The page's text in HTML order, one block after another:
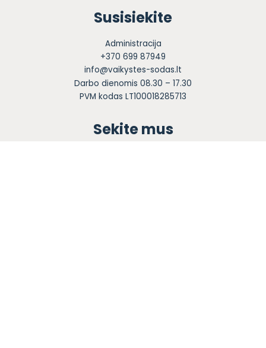
Susisiekite
Administracija
+370 699 87949
info@vaikystes-sodas.lt
Darbo dienomis 08.30 – 17.30
PVM kodas LT100018285713
Sekite mus